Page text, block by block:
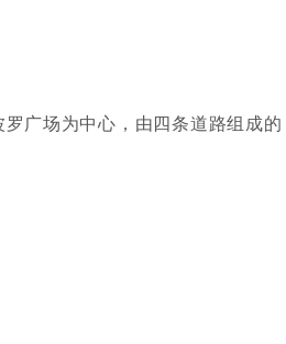
广场为中心，由四条道路组成的